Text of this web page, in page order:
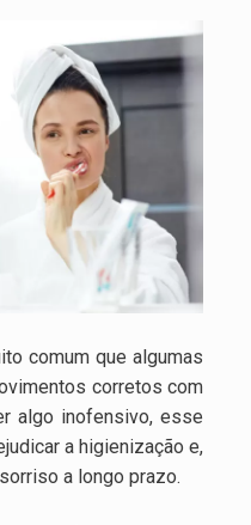
comum que algumas
corretos com
algo inofensivo, esse
a higienização e,
a longo prazo.